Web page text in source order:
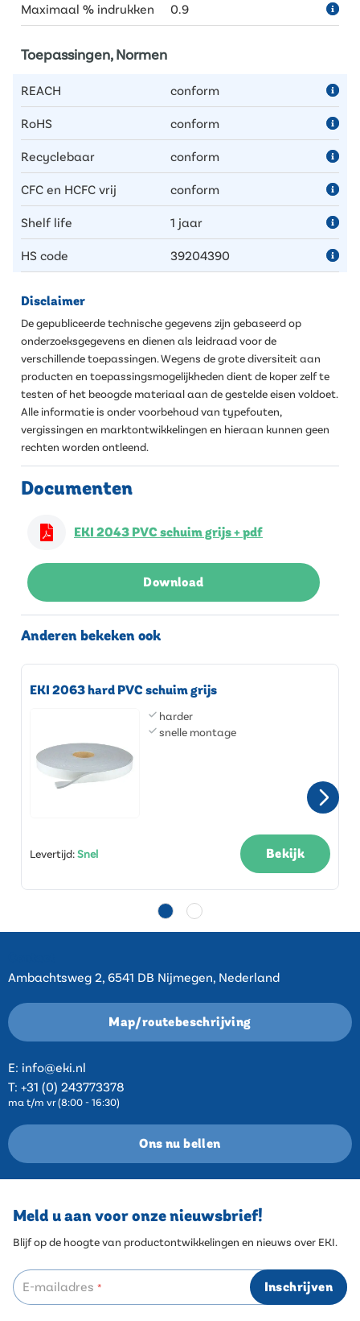
Maximaal % indrukken 0.9
Toepassingen, Normen
REACH conform
RoHS conform
Recyclebaar conform
CFC en HCFC vrij conform
Shelf life 1 jaar
HS code 39204390
Disclaimer
De gepubliceerde technische gegevens zijn gebaseerd op
onderzoeksgegevens en dienen als leidraad voor de
verschillende toepassingen. Wegens de grote diversiteit aan
producten en toepassingsmogelijkheden dient de koper zelf te
testen of het beoogde materiaal aan de gestelde eisen voldoet.
Alle informatie is onder voorbehoud van typefouten,
vergissingen en marktontwikkelingen en hieraan kunnen geen
rechten worden ontleend.
Documenten
EKI 2043 PVC schuim grijs + pdf
Download
Anderen bekeken ook
EKI 2063 hard PVC schuim grijs
harder
snelle montage
Levertijd:Snel Bekijk
Ambachtsweg 2, 6541 DB Nijmegen, Nederland
Map/routebeschrijving
E: info@eki.nl
T: +31 (0) 243773378
ma t/m vr (8:00 - 16:30)
Ons nu bellen
Meld u aan voor onze nieuwsbrief!
Blijf op de hoogte van productontwikkelingen en nieuws over EKI.
E-mailadres * Inschrijven